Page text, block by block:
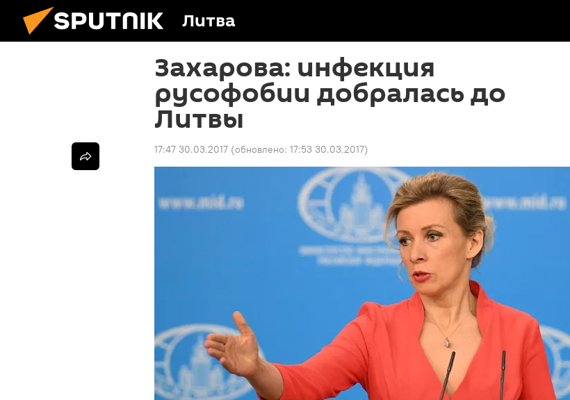
Литва
Захарова: инфекция
русофобии добралась до
Литвы
17:47 30.03.2017 (обновлено: 17:53 30.03.2017)